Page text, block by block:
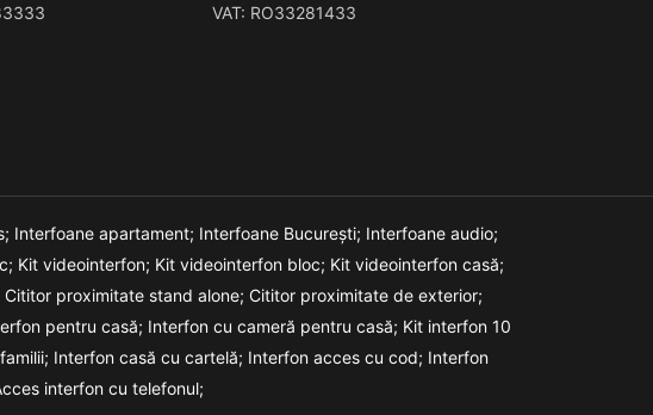
VAT: RO33281433
Interfoane apartament; Interfoane București; Interfoane audio;
Kit videointerfon; Kit videointerfon bloc; Kit videointerfon casă;
Cititor proximitate stand alone; Cititor proximitate de exterior;
pentru casă; Interfon cu cameră pentru casă; Kit interfon 10
Interfon casă cu cartelă; Interfon acces cu cod; Interfon
interfon cu telefonul;